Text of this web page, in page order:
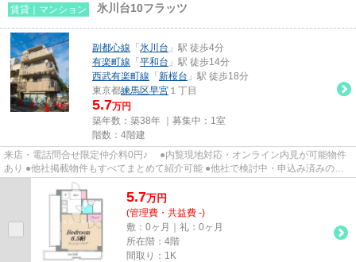
賃貸｜マンション 氷川台10フラッツ
副都心線 「 氷川台 」駅 徒歩4分
有楽町線 「 平和台 」駅 徒歩14分
西武有楽町線 「 新桜台 」駅 徒歩18分
東京都練馬区早宮 １丁目
5.7万円
築年数：築38年 ｜募集中： 1室
階数：4階建
来店・電話問合せ限定仲介料0円♪ ●内覧現地対応・オンライン内見が可能物件
あり ●他社掲載物件もすべてまとめて紹介可能 ●他社で検討中・申込み済みのお
客様、初期費用がさらに減額...
5.7万円
(管理費・共益費 -)
敷：0ヶ月｜礼：0ヶ月
所在階：4階
間取り：1K